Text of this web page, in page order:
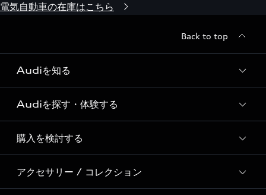
電気自動車の在庫はこちら
Back to top
Audiを知る
Audi ブランド
Story of Progress
Audi Sport
Formula 1®
Audiを探す・体験する
ディーラー検索
新車在庫検索
試乗車・展示車検索
購入を検討する
モデル一覧
アクセサリー / コレクション